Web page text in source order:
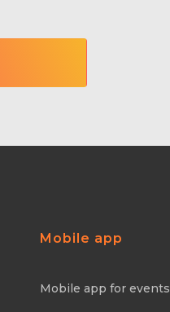
Mobile app
Mobile app for events